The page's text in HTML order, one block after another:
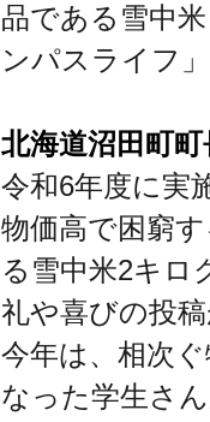
品である雪中
ンパスライフ
北海道沼田町
令和6年度に実
物価高で困窮
る雪中米2キロ
礼や喜びの投
今年は、相次
なった学生さ